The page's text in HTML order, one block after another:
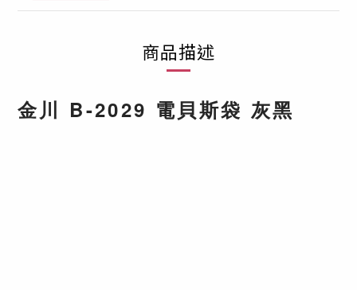
商品描述
金川 B-2029 電貝斯袋 灰黑